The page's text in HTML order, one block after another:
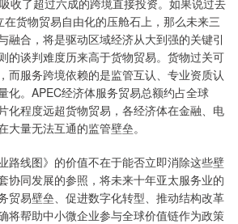
收了超过六成的跨境直接投资。如果说过去
货物贸易自由化的压舱石上，那么未来三
融合，将是驱动区域经济从大到强的关键引
的谈判难度历来高于货物贸易。货物过关可
而服务跨境依赖的是监管互认、专业资质认
化。APEC经济体服务贸易总额约占全球
化程度远超货物贸易，各经济体在金融、电
量无法互通的监管壁垒。
路线图》的价值不在于能否立即消除这些壁
协同发展的参照，将未来十年亚太服务业的
贸易壁垒、促进数字化转型、推动结构改革
将帮助中小微企业参与全球价值链作为政策